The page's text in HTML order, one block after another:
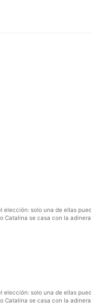
solo una de ellas
se casa con la
solo una de ellas
se casa con la